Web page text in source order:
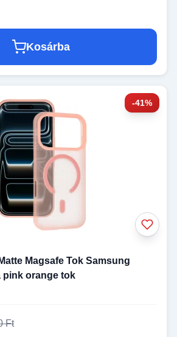
Kosárba
-41%
Magsafe Tok Samsung
pink orange tok
Ft